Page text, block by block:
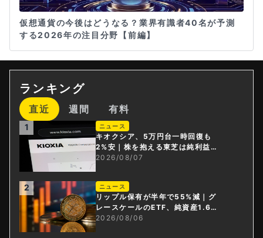
仮想通貨の今後はどうなる？業界有識者40名が予測
する2026年の注目分野【前編】
ランキング
直近 週間 有料
1 ニュース
キオクシア、5万円台一時回復も
2%安｜株を抱える東芝は純利益3
0倍
2026/08/07
2 ニュース
リップル保有が半年で55%減｜グ
レースケールのETF、純資産1.6億
ドル減
2026/08/06